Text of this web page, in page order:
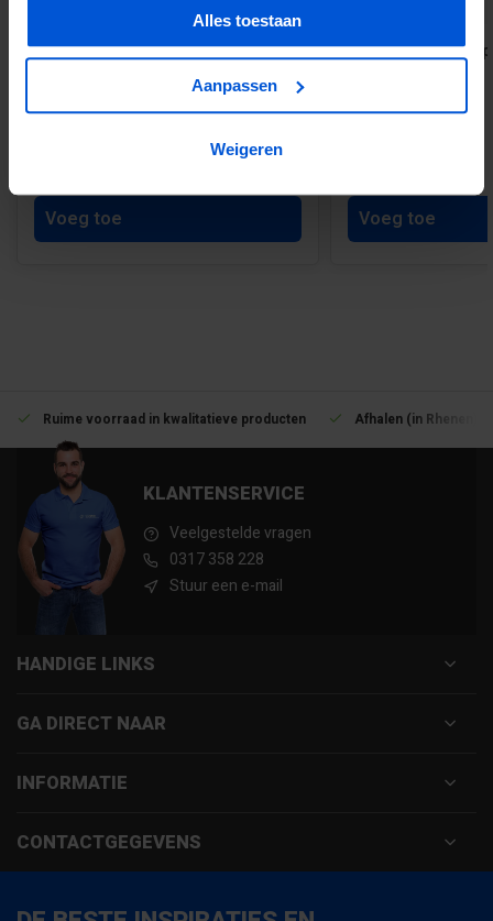
Alles toestaan
Aanpassen
Weigeren
Drukverdeeldoek per M2
Voeg toe
Zelfklevend
Voeg toe
Ruime voorraad in kwalitatieve producten Afhalen (in Rhenen)
KLANTENSERVICE
Veelgestelde vragen
0317 358 228
Stuur een e-mail
HANDIGE LINKS
GA DIRECT NAAR
INFORMATIE
CONTACTGEGEVENS